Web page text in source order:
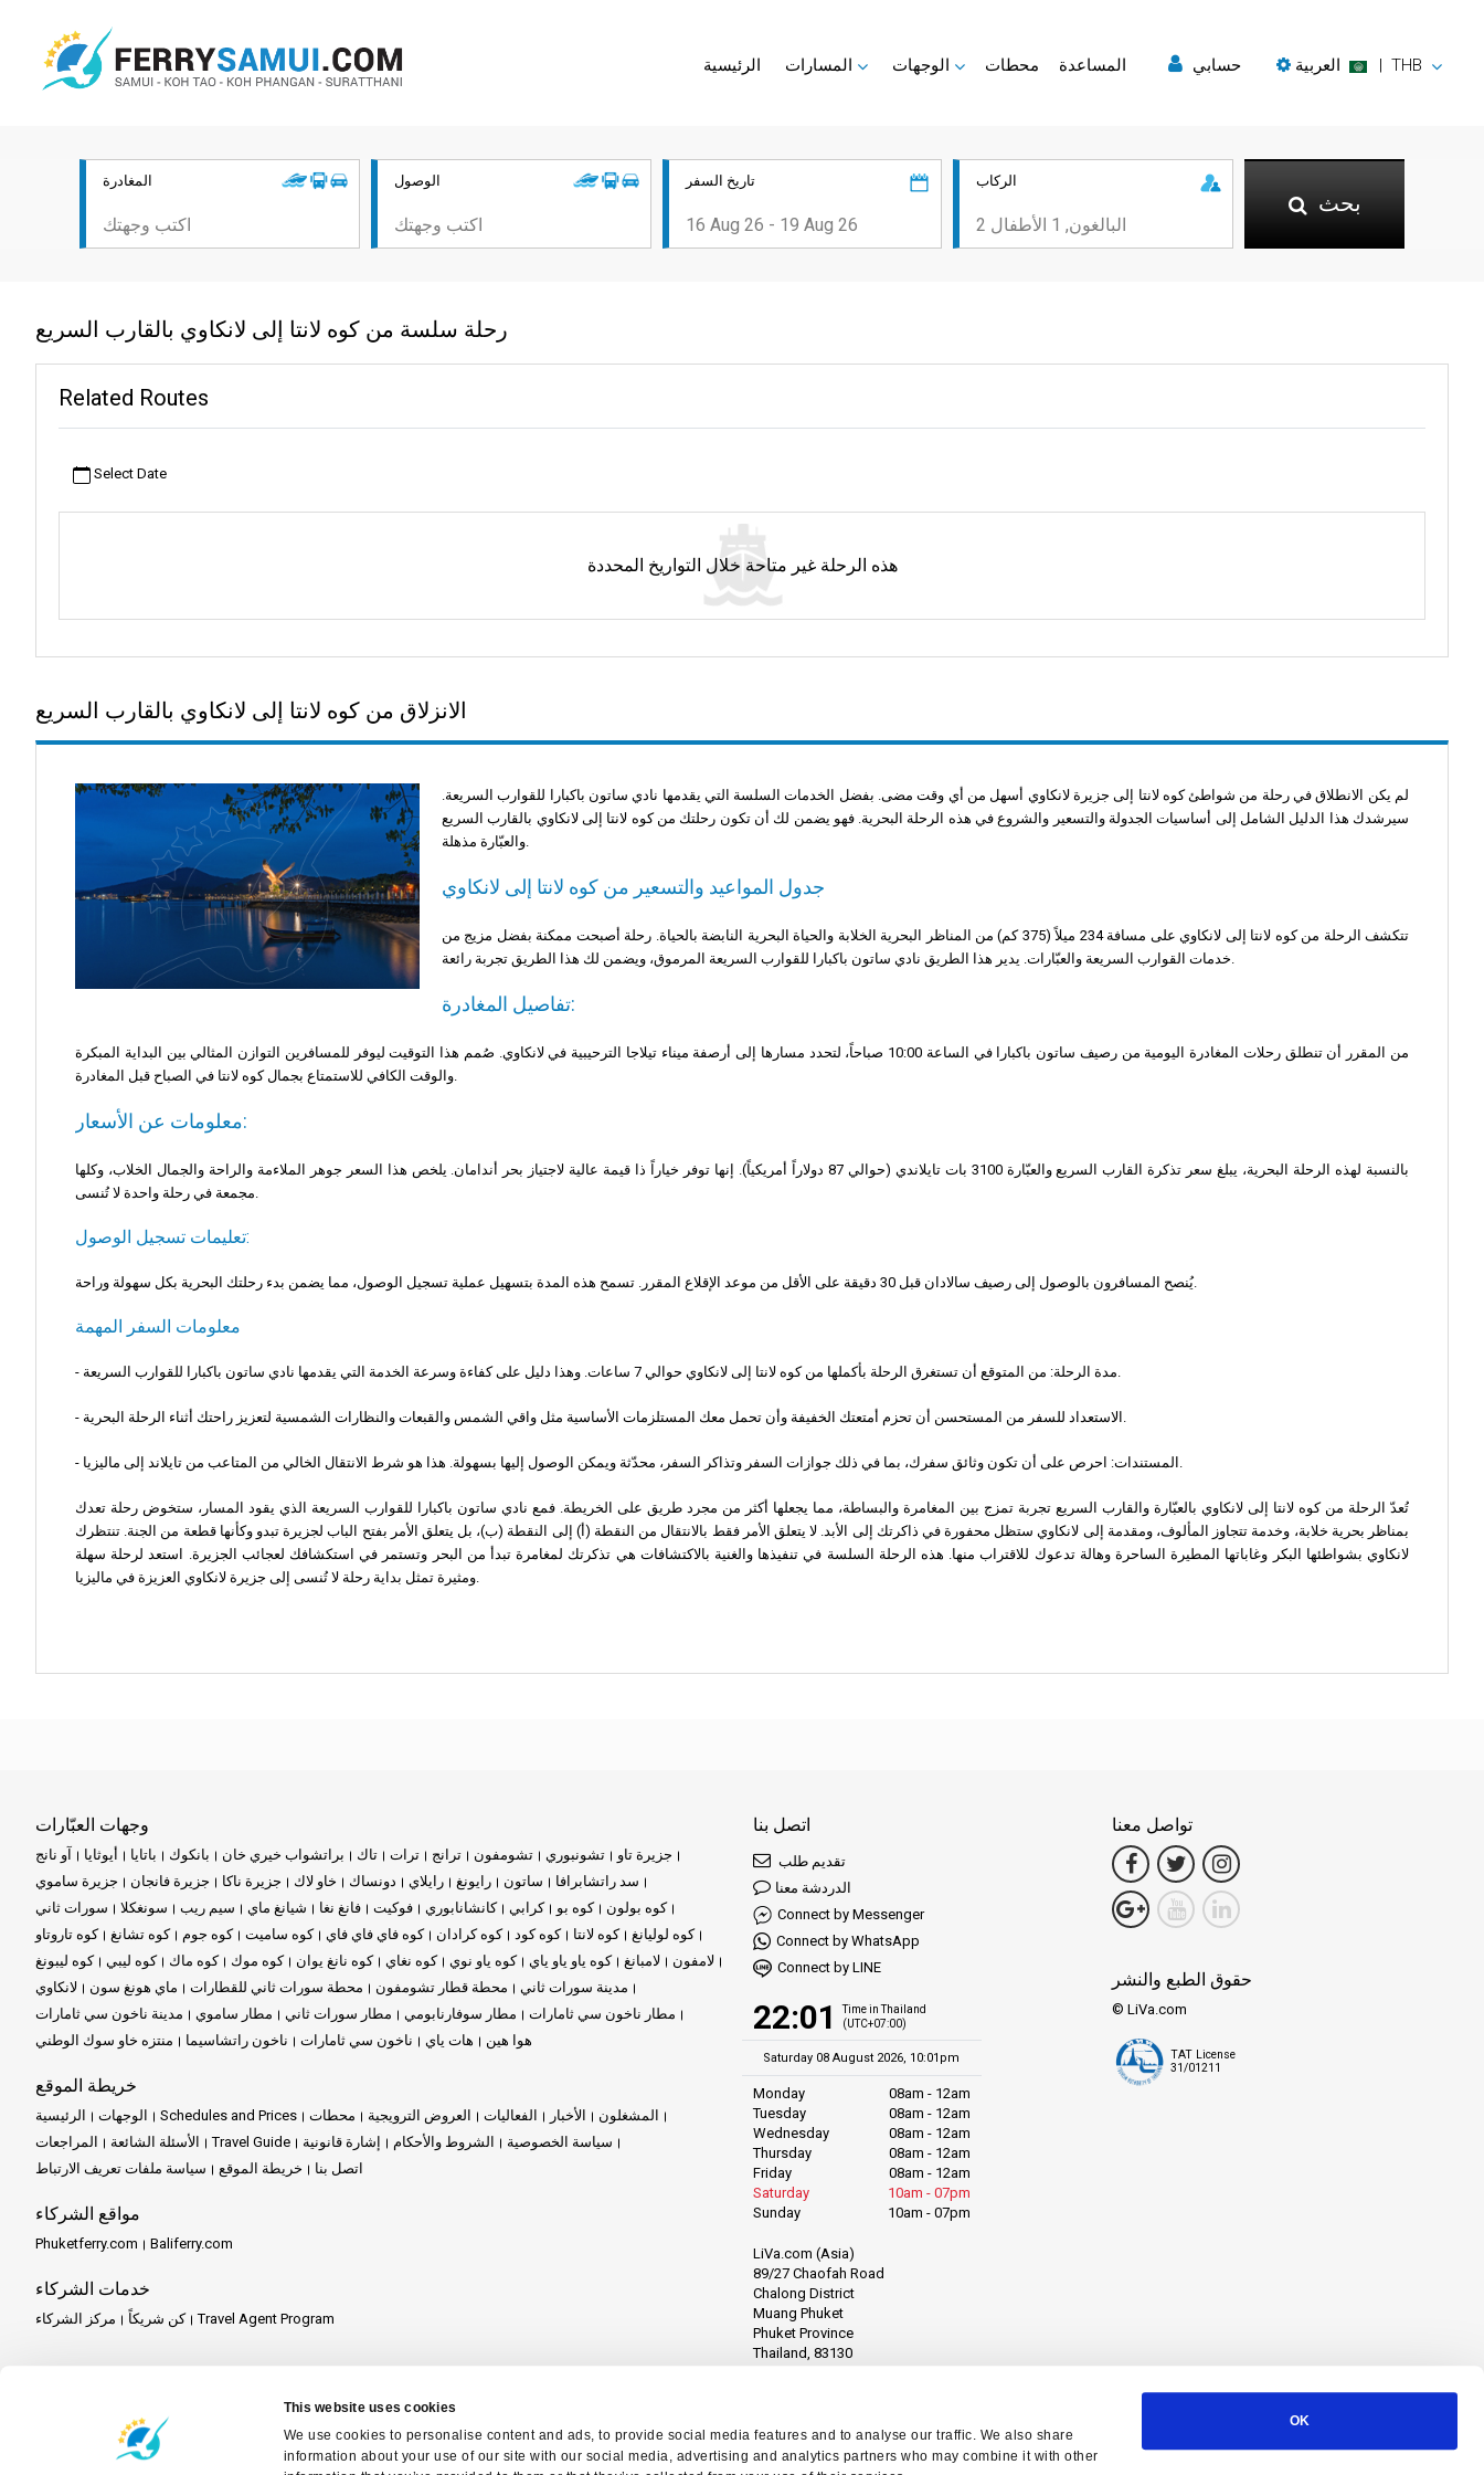
This website uses cookies
We use cookies to personalise content and ads, to provide social media features and to analyse our traffic. We also share
information about your use of our site with our social media, advertising and analytics partners who may combine it with other
OK
الرئيسية المسارات الوجهات محطات المساعدة حسابي العربية | THB
المغادرة الوصول تاريخ السفر الركاب
بحث
رحلة سلسة من كوه لانتا إلى لانكاوي بالقارب السريع
Related Routes
Select Date
هذه الرحلة غير متاحة خلال التواريخ المحددة
الانزلاق من كوه لانتا إلى لانكاوي بالقارب السريع
لم يكن الانطلاق في رحلة من شواطئ كوه لانتا إلى جزيرة لانكاوي أسهل من أي وقت مضى. بفضل الخدمات السلسة التي يقدمها نادي ساتون باكبارا للقوارب السريعة.
سيرشدك هذا الدليل الشامل إلى أساسيات الجدولة والتسعير والشروع في هذه الرحلة البحرية. فهو يضمن لك أن تكون رحلتك من كوه لانتا إلى لانكاوي بالقارب السريع
جدول المواعيد والتسعير من كوه لانتا إلى لانكاوي
تتكشف الرحلة من كوه لانتا إلى لانكاوي على مسافة 234 ميلاً (375 كم) من المناظر البحرية الخلابة والحياة البحرية النابضة بالحياة. رحلة أصبحت ممكنة بفضل مزيج من
تفاصيل المغادرة:
من المقرر أن تنطلق رحلات المغادرة اليومية من رصيف ساتون باكبارا في الساعة 10:00 صباحاً، لتحدد مسارها إلى أرصفة ميناء تيلاجا الترحيبية في لانكاوي. صُمم هذا التوقيت ليوفر للمسافرين التوازن المثالي بين البداية المبكرة
معلومات عن الأسعار:
بالنسبة لهذه الرحلة البحرية، يبلغ سعر تذكرة القارب السريع والعبّارة 3100 بات تايلاندي (حوالي 87 دولاراً أمريكياً). إنها توفر خياراً ذا قيمة عالية لاجتياز بحر أندامان. يلخص هذا السعر جوهر الملاءمة والراحة والجمال الخلاب، وكلها
تعليمات تسجيل الوصول:
معلومات السفر المهمة
تُعدّ الرحلة من كوه لانتا إلى لانكاوي بالعبّارة والقارب السريع تجربة تمزج بين المغامرة والبساطة، مما يجعلها أكثر من مجرد طريق على الخريطة. فمع نادي ساتون باكبارا للقوارب السريعة الذي يقود المسار، ستخوض رحلة تعدك
بمناظر بحرية خلابة، وخدمة تتجاوز المألوف، ومقدمة إلى لانكاوي ستظل محفورة في ذاكرتك إلى الأبد. لا يتعلق الأمر فقط بالانتقال من النقطة (أ) إلى النقطة (ب)، بل يتعلق الأمر بفتح الباب لجزيرة تبدو وكأنها قطعة من الجنة. تنتظرك
لانكاوي بشواطئها البكر وغاباتها المطيرة الساحرة وهالة تدعوك للاقتراب منها. هذه الرحلة السلسة في تنفيذها والغنية بالاكتشافات هي تذكرتك لمغامرة تبدأ من البحر وتستمر في استكشافك لعجائب الجزيرة. استعد لرحلة سهلة
وجهات العبّارات
آو نانج أيوثايا باتايا بانكوك براتشواب خيري خان تاك ترات ترانج تشومفون تشونبوري
جزيرة تاو
جزيرة ساموي
جزيرة فانجان جزيرة ناكا خاو لاك دونساك رايلاي رايونغ ساتون
سد راتشابرافا
سورات ثاني
سونغكلا سيم ريب شيانغ ماي فانغ نغا فوكيت كانشانابوري كرابي كوه بو
كوه بولون
كوه تاروتاو
كوه تشانغ كوه جوم كوه ساميت كوه فاي فاي فاي كوه كرادان كوه كود كوه لانتا
كوه لوليانغ
كوه ليبونغ
كوه ليبي كوه ماك كوه موك كوه نانغ يوان كوه نغاي كوه ياو نوي كوه ياو ياو ياي لامبانغ
لامفون
لانكاوي
ماي هونغ سون محطة سورات ثاني للقطارات محطة قطار تشومفون
مدينة سورات ثاني
مدينة ناخون سي ثامارات
مطار ساموي مطار سورات ثاني مطار سوفارنابومي
مطار ناخون سي ثامارات
منتزه خاو سوك الوطني
ناخون راتشاسيما ناخون سي ثامارات هات ياي هوا هين
خريطة الموقع
الرئيسية الوجهات Schedules and Prices محطات العروض الترويجية الفعاليات الأخبار
المشغلون
المراجعات
الأسئلة الشائعة Travel Guide إشارة قانونية الشروط والأحكام
سياسة الخصوصية
سياسة ملفات تعريف الارتباط
خريطة الموقع اتصل بنا
مواقع الشركاء
Phuketferry.com Baliferry.com
خدمات الشركاء
مركز الشركاء كن شريكاً Travel Agent Program
اتصل بنا
تقديم طلب
الدردشة معنا
Connect by Messenger
Connect by WhatsApp
Connect by LINE
22:01
Time in Thailand
(UTC+07:00)
Saturday 08 August 2026, 10:01pm
Monday
08am - 12am
Tuesday
08am - 12am
Wednesday
08am - 12am
Thursday
08am - 12am
Friday
08am - 12am
Saturday
10am - 07pm
Sunday
10am - 07pm
LiVa.com (Asia)
89/27 Chaofah Road
Chalong District
Muang Phuket
Phuket Province
Thailand, 83130
تواصل معنا
حقوق الطبع والنشر
© LiVa.com
TAT License
31/01211